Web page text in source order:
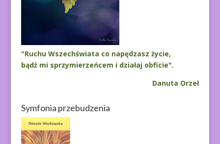
"Ruchu Wszechświata co napędzasz życie,
bądź mi sprzymierzeńcem i działaj obficie".
Danuta Orzeł
Symfonia przebudzenia